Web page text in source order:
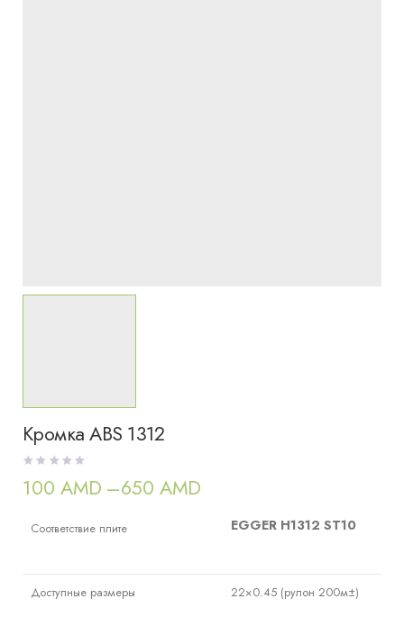
Кромка ABS 1312
100 AMD –650 AMD
Диапазон
100 AMD
Соответствие плите EGGER H1312 ST10
Доступные размеры 22×0.45 (рулон 200м±)